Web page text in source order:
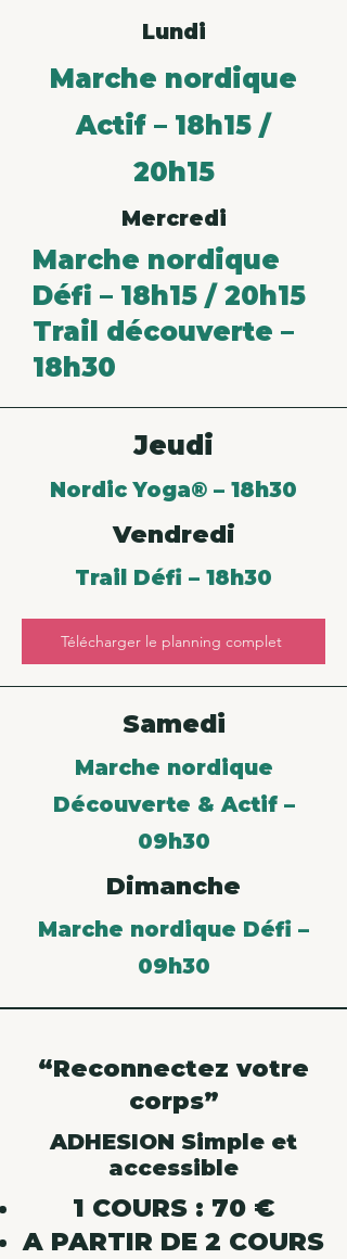
Lundi
Marche nordique
Actif – 18h15 /
20h15
Mercredi
Marche nordique
Défi – 18h15 / 20h15
Trail découverte –
18h30
Jeudi
Nordic Yoga® – 18h30
Vendredi
Trail Défi – 18h30
Télécharger le planning complet
Samedi
Marche nordique
Découverte & Actif –
09h30
Dimanche
Marche nordique Défi –
09h30
“Reconnectez votre
corps”
ADHESION Simple et
accessible
1 COURS : 70 €
A PARTIR DE 2 COURS